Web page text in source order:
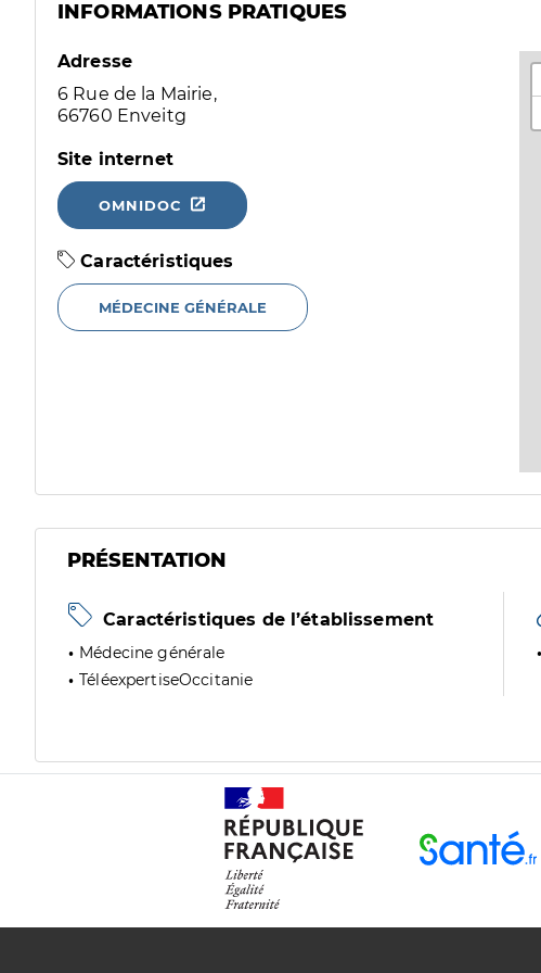
INFORMATIONS PRATIQUES
Adresse
6 Rue de la Mairie,
66760 Enveitg
Site internet
OMNIDOC
Caractéristiques
MÉDECINE GÉNÉRALE
PRÉSENTATION
Caractéristiques de l’établissement
Médecine générale
TéléexpertiseOccitanie